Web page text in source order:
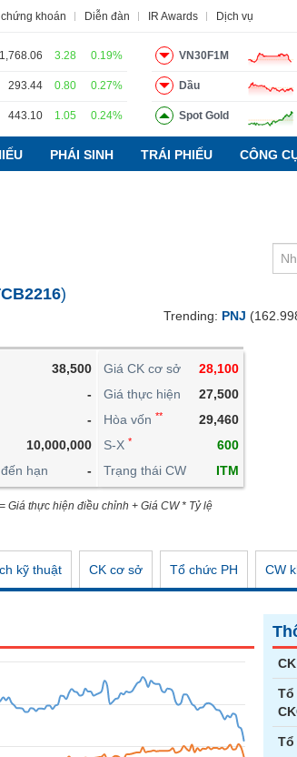
khoán Diễn đàn IR Awards Dịch vụ
1,768.06 3.28 0.19%
293.44 0.80 0.27%
443.10 1.05 0.24%
VN30F1M
Dầu
Spot Gold
PHÁI SINH TRÁI PHIẾU CÔNG
)
38,500
-
-
10,000,000
hạn
-
Giá CK cơ sở
28,100
Giá thực hiện
27,500
Hòa vốn **
29,460
S-X *
600
Trạng thái CW
ITM
Giá thực hiện điều chỉnh + Giá CW * Tỷ lệ
Trending: PNJ
kỹ thuật CK cơ sở Tổ chức PH CW
Tổ
Tin tức Báo cáo phân tích Thuật ngữ
PHÁI SINH
TRÁI PHIẾU
CÔNG CỤ ĐẦU TƯ
XUẤT DỮ LIỆU
TIN MỚI